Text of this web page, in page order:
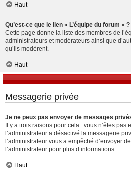
Haut
Qu’est-ce que le lien « L’équipe du forum » ?
Cette page donne la liste des membres de
administrateurs et modérateurs ainsi que
qu’ils modèrent.
Haut
Messagerie privée
Je ne peux pas envoyer de messages
Il y a trois raisons pour cela : vous n’êtes pas
l’administrateur a désactivé la messagerie
l’administrateur vous a empêché d’envoyer
l’administrateur pour plus d’informations.
Haut